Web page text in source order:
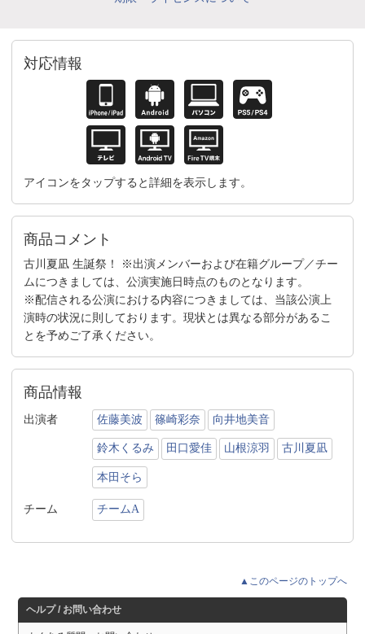
対応情報
アイコンをタップすると詳細を表示します。
商品コメント
古川夏凪 生誕祭！ ※出演メンバーおよび在籍グループ／チー
ムにつきましては、公演実施日時点のものとなります。
※配信される公演における内容につきましては、当該公演上
演時の状況に則しております。現状とは異なる部分があるこ
とを予めご了承ください。
商品情報
出演者 佐藤美波 篠崎彩奈 向井地美音
鈴木くるみ 田口愛佳 山根涼羽 古川夏凪
本田そら
チーム チームA
▲このページのトップへ
ヘルプ / お問い合わせ